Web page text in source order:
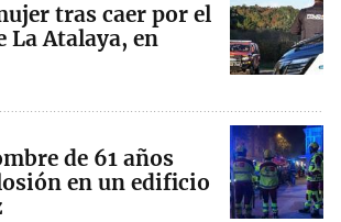
tras caer por el
La Atalaya, en
de 61 años
en un edificio